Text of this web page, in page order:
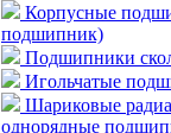
Корпусные
подшипник)
Подшипники
Игольчатые
Шариковые
однорядные